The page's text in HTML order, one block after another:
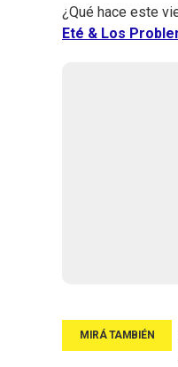
¿Qué hace este
Eté & Los